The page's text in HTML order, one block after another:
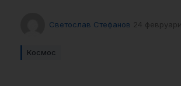
Светослав Стефанов 24
Космос